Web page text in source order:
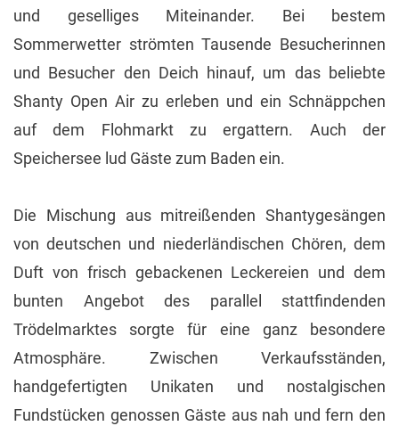
und geselliges Miteinander. Bei bestem
Sommerwetter strömten Tausende Besucherinnen
und Besucher den Deich hinauf, um das beliebte
Shanty Open Air zu erleben und ein Schnäppchen
auf dem Flohmarkt zu ergattern. Auch der
Speichersee lud Gäste zum Baden ein.
Die Mischung aus mitreißenden Shantygesängen
von deutschen und niederländischen Chören, dem
Duft von frisch gebackenen Leckereien und dem
bunten Angebot des parallel stattfindenden
Trödelmarktes sorgte für eine ganz besondere
Atmosphäre. Zwischen Verkaufsständen,
handgefertigten Unikaten und nostalgischen
Fundstücken genossen Gäste aus nah und fern den